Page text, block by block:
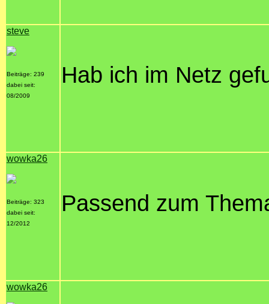
steve
Beiträge: 239
dabei seit:
08/2009
Hab ich im Netz
wowka26
Beiträge: 323
dabei seit:
12/2012
Passend zum
wowka26